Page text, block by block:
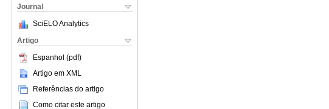
Journal
SciELO Analytics
Artigo
Espanhol (pdf)
Artigo em XML
Referências do artigo
Como citar este artigo